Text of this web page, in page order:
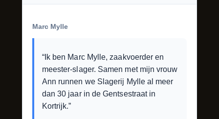
Marc Mylle
“Ik ben Marc Mylle, zaakvoerder en
meester-slager. Samen met mijn vrouw
Ann runnen we Slagerij Mylle al meer
dan 30 jaar in de Gentsestraat in
Kortrijk.”